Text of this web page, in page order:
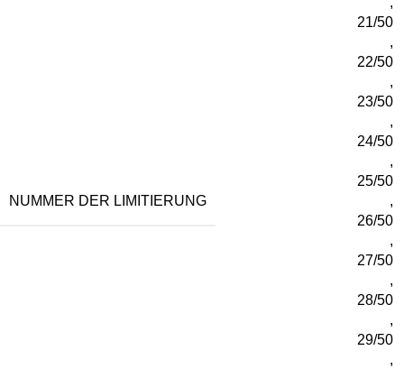
NUMMER DER LIMITIERUNG
21/50
,
22/50
,
23/50
,
24/50
,
25/50
,
26/50
,
27/50
,
28/50
,
29/50
,